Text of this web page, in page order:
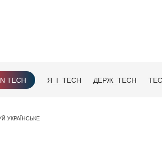
TECH Я_І_TECH ДЕРЖ_TECH
УКРАЇНСЬКЕ